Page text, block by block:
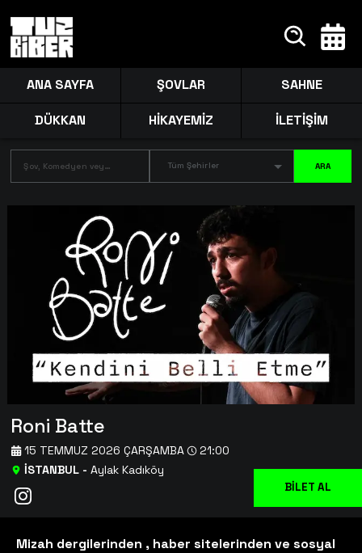
ANA SAYFA ŞOVLAR SAHNE
DÜKKAN HİKAYEMİZ İLETİŞİM
Tüm Şehirler ARA
Roni Batte
İSTANBUL- Aylak Kadıköy
15 TEMMUZ 2026 ÇARŞAMBA 21:00
BİLET AL
Mizah dergilerinden , haber sitelerinden ve sosyal